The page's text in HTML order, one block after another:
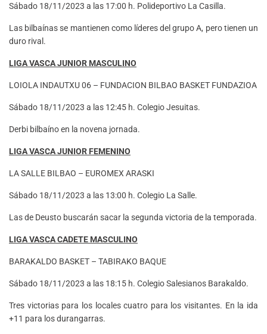
Sábado 18/11/2023 a las 17:00 h. Polideportivo La Casilla.
Las bilbaínas se mantienen como líderes del grupo A, pero tienen un
duro rival.
LIGA VASCA JUNIOR MASCULINO
LOIOLA INDAUTXU 06 – FUNDACION BILBAO BASKET FUNDAZIOA
Sábado 18/11/2023 a las 12:45 h. Colegio Jesuitas.
Derbi bilbaíno en la novena jornada.
LIGA VASCA JUNIOR FEMENINO
LA SALLE BILBAO – EUROMEX ARASKI
Sábado 18/11/2023 a las 13:00 h. Colegio La Salle.
Las de Deusto buscarán sacar la segunda victoria de la temporada.
LIGA VASCA CADETE MASCULINO
BARAKALDO BASKET – TABIRAKO BAQUE
Sábado 18/11/2023 a las 18:15 h. Colegio Salesianos Barakaldo.
Tres victorias para los locales cuatro para los visitantes. En la ida
+11 para los durangarras.